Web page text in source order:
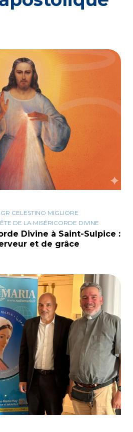
CELESTINO MIGLIORE
DE LA MISÉRICORDE DIVINE
Divine à Saint-Sulpice :
et de grâce